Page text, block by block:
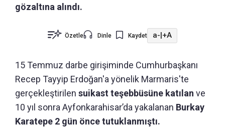
gözaltına alındı.
Özetle Dinle Kaydet a-|+A
15 Temmuz darbe girişiminde Cumhurbaşkanı
Recep Tayyip Erdoğan'a yönelik Marmaris'te
gerçekleştirilen suikast teşebbüsüne katılan ve
10 yıl sonra Ayfonkarahisar’da yakalanan Burkay
Karatepe 2 gün önce tutuklanmıştı.